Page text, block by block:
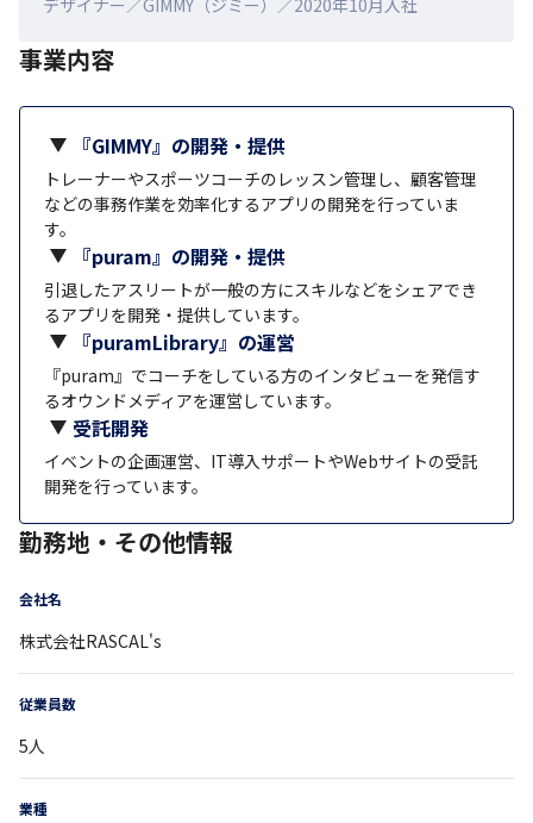
事業内容
『GIMMY』の開発・提供
トレーナーやスポーツコーチのレッスン管理し、顧客管理
などの事務作業を効率化するアプリの開発を行っていま
す。
『puram』の開発・提供
引退したアスリートが一般の方にスキルなどをシェアでき
るアプリを開発・提供しています。
『puramLibrary』の運営
『puram』でコーチをしている方のインタビューを発信す
るオウンドメディアを運営しています。
受託開発
イベントの企画運営、IT導入サポートやWebサイトの受託
開発を行っています。
勤務地・その他情報
会社名
株式会社RASCAL's
従業員数
5人
業種